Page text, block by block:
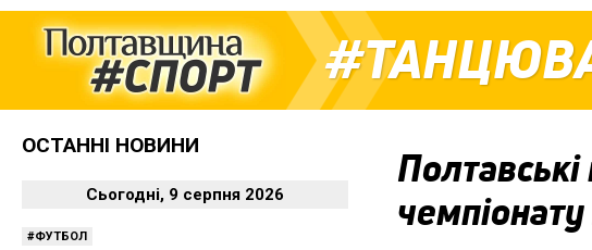
ОСТАННІ НОВИНИ
Сьогодні, 9 серпня 2026
ФУТБОЛ